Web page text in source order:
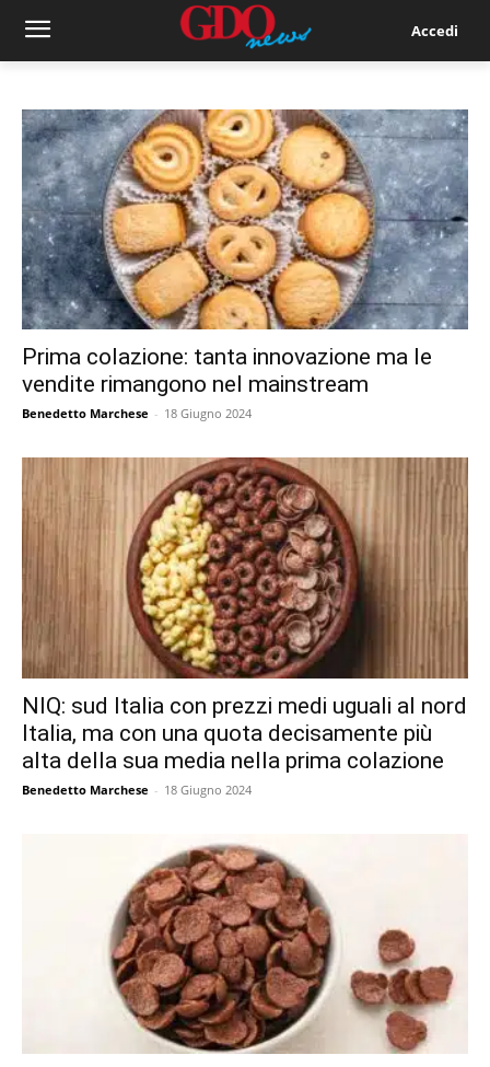
Accedi
Prima colazione: tanta innovazione ma le
vendite rimangono nel mainstream
Benedetto Marchese - 18 Giugno 2024
NIQ: sud Italia con prezzi medi uguali al nord
Italia, ma con una quota decisamente più
alta della sua media nella prima colazione
Benedetto Marchese - 18 Giugno 2024